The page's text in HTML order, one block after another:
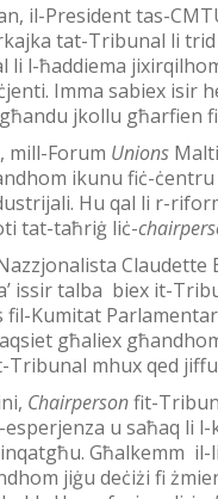
il-President tas-
tat-Tribunal li
li l-ħaddiema
Imma sabiex isir
għandu jkollu għarfien
mill-Forum Unions
ikunu fiċ-
Hu qal li r-
tat-taħriġ liċ-
Claudette
issir talba biex it-
fil-Kumitat
għaliex
Tribunal mhux qed
Chairpersonfit-
u saħaq li l-
Għalkemm
jiġu deċiżi fi